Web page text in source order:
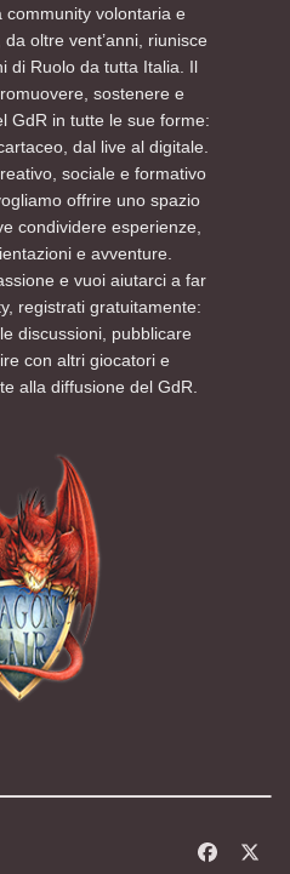
community volontaria e
oltre vent’anni, riunisce
di Ruolo da tutta Italia. Il
sostenere e
GdR in tutte le sue forme:
dal live al digitale.
sociale e formativo
offrire uno spazio
condividere esperienze,
e avventure.
e vuoi aiutarci a far
registrati gratuitamente:
discussioni, pubblicare
con altri giocatori e
alla diffusione del GdR.
sistema